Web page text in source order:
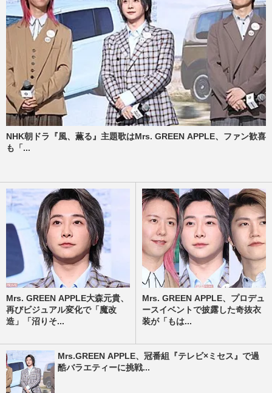
NHK朝ドラ『風、薫る』主題歌はMrs. GREEN APPLE、ファン歓喜
も「...
Mrs. GREEN APPLE大森元貴、
再びビジュアル変化で「魔改
造」「沼りそ...
Mrs. GREEN APPLE、プロデュ
ースイベントで披露した奇抜衣
装が「もは...
Mrs.GREEN APPLE、冠番組『テレビ×ミセス』で過
酷バラエティーに挑戦...